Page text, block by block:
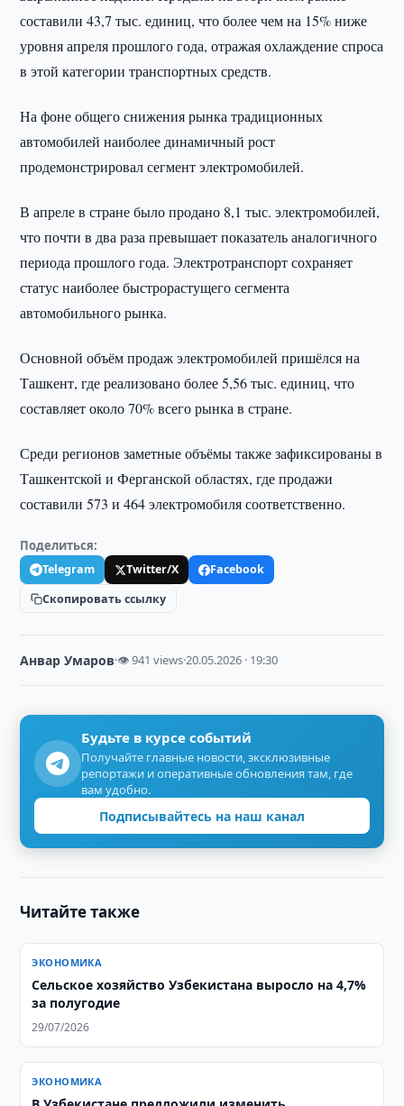
составили 43,7 тыс. единиц, что более чем на 15% ниже
уровня апреля прошлого года, отражая охлаждение спроса
в этой категории транспортных средств.
На фоне общего снижения рынка традиционных
автомобилей наиболее динамичный рост
продемонстрировал сегмент электромобилей.
В апреле в стране было продано 8,1 тыс. электромобилей,
что почти в два раза превышает показатель аналогичного
периода прошлого года. Электротранспорт сохраняет
статус наиболее быстрорастущего сегмента
автомобильного рынка.
Основной объём продаж электромобилей пришёлся на
Ташкент, где реализовано более 5,56 тыс. единиц, что
составляет около 70% всего рынка в стране.
Среди регионов заметные объёмы также зафиксированы в
Ташкентской и Ферганской областях, где продажи
составили 573 и 464 электромобиля соответственно.
Поделиться:
Telegram Twitter/X
Facebook
Скопировать ссылку
Анвар Умаров·👁 941 views·20.05.2026 · 19:30
Будьте в курсе событий
Получайте главные новости, эксклюзивные
репортажи и оперативные обновления там, где
вам удобно.
Подписывайтесь на наш канал
Читайте также
ЭКОНОМИКА
Сельское хозяйство Узбекистана выросло на 4,7%
за полугодие
29/07/2026
ЭКОНОМИКА